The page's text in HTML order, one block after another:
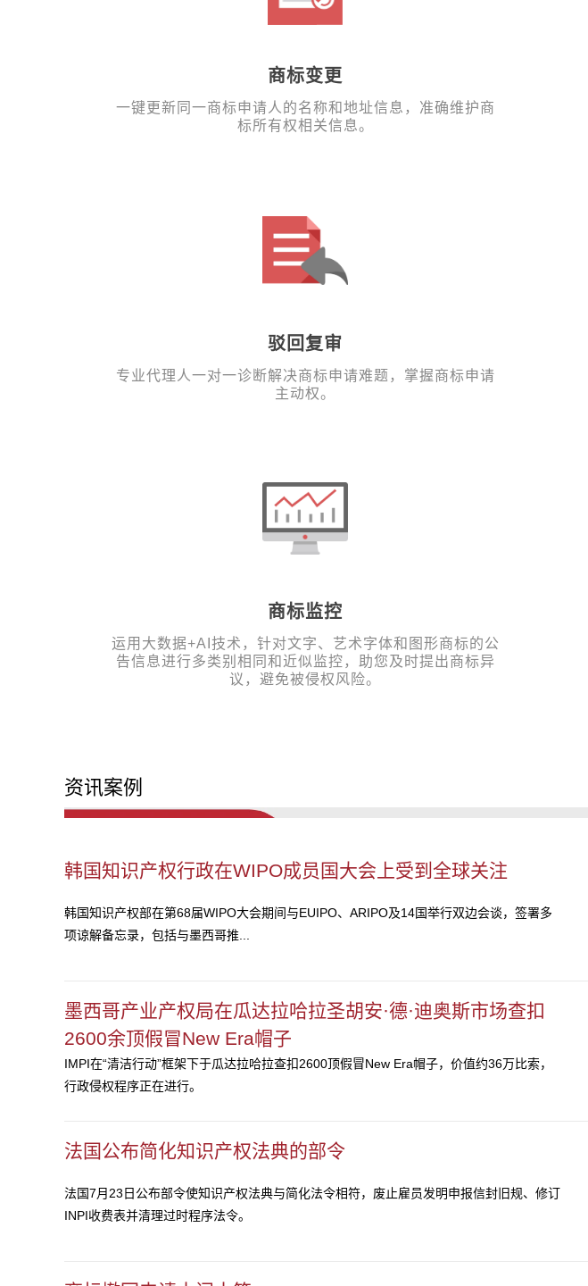
商标变更
一键更新同一商标申请人的名称和地址信息，准确维护商
标所有权相关信息。
驳回复审
专业代理人一对一诊断解决商标申请难题，掌握商标申请
主动权。
商标监控
运用大数据+AI技术，针对文字、艺术字体和图形商标的公
告信息进行多类别相同和近似监控，助您及时提出商标异
议，避免被侵权风险。
资讯案例
韩国知识产权行政在WIPO成员国大会上受到全球关注
韩国知识产权部在第68届WIPO大会期间与EUIPO、ARIPO及14国举行双边会谈，签署多
项谅解备忘录，包括与墨西哥推...
墨西哥产业产权局在瓜达拉哈拉圣胡安·德·迪奥斯市场查扣
2600余顶假冒New Era帽子
IMPI在“清洁行动”框架下于瓜达拉哈拉查扣2600顶假冒New Era帽子，价值约36万比索，
行政侵权程序正在进行。
法国公布简化知识产权法典的部令
法国7月23日公布部令使知识产权法典与简化法令相符，废止雇员发明申报信封旧规、修订
INPI收费表并清理过时程序法令。